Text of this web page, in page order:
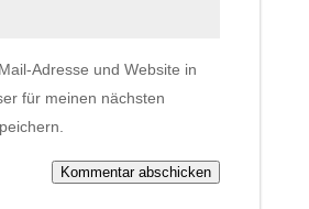
Adresse und Website in
für meinen nächsten
Kommentar abschicken